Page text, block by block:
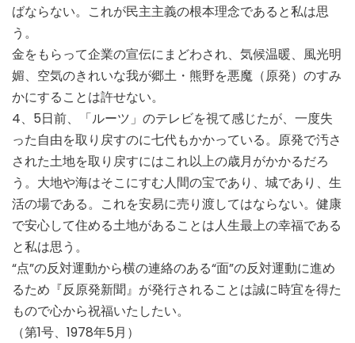
ばならない。これが民主主義の根本理念であると私は思
う。
金をもらって企業の宣伝にまどわされ、気候温暖、風光明
媚、空気のきれいな我が郷土・熊野を悪魔（原発）のすみ
かにすることは許せない。
4、5日前、「ルーツ」のテレビを視て感じたが、一度失
った自由を取り戻すのに七代もかかっている。原発で汚さ
された土地を取り戻すにはこれ以上の歳月がかかるだろ
う。大地や海はそこにすむ人間の宝であり、城であり、生
活の場である。これを安易に売り渡してはならない。健康
で安心して住める土地があることは人生最上の幸福である
と私は思う。
“点”の反対運動から横の連絡のある“面”の反対運動に進め
るため『反原発新聞』が発行されることは誠に時宜を得た
もので心から祝福いたしたい。
（第1号、1978年5月）